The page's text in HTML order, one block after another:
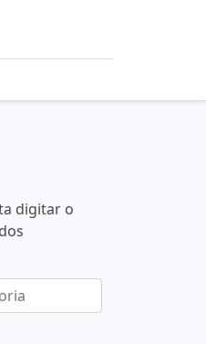
digitar o